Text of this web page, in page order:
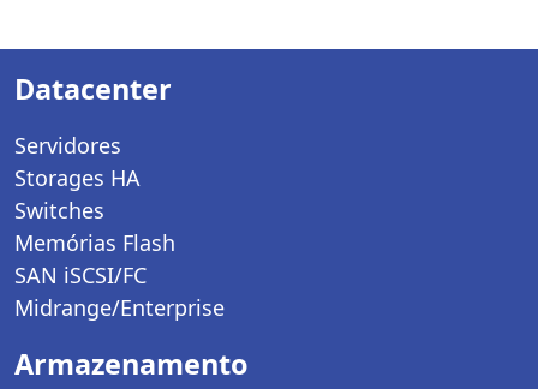
Datacenter
Servidores
Storages HA
Switches
Memórias Flash
SAN iSCSI/FC
Midrange/Enterprise
Armazenamento